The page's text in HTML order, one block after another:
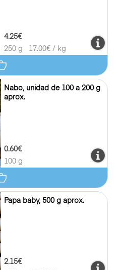
4.25€
250 g
17.00€ / kg
Nabo, unidad de 100 a 200 g
aprox.
0.60€
100 g
Papa baby, 500 g aprox.
2.15€